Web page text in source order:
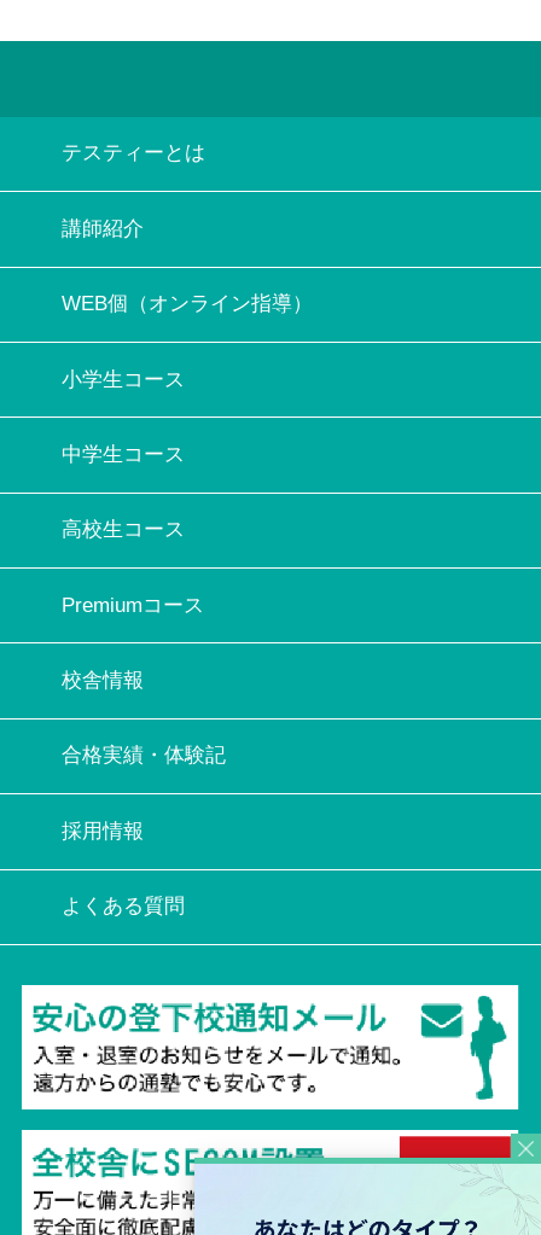
テスティーとは
講師紹介
WEB個（オンライン指導）
小学生コース
中学生コース
高校生コース
Premiumコース
校舎情報
合格実績・体験記
採用情報
よくある質問